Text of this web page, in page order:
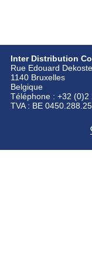
Inter Distribution
Rue Edouard
1140 Bruxelles
Belgique
Téléphone : +32 (0)2
TVA : BE